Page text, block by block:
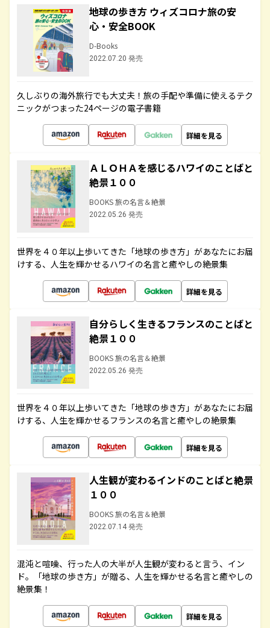
地球の歩き方 ウィズコロナ旅の安
心・安全BOOK
D-Books
2022.07.20 発売
久しぶりの海外旅行でも大丈夫！旅の手配や準備に使えるテク
ニックがつまった24ページの電子書籍
詳細を見る
ＡＬＯＨＡを感じるハワイのことばと
絶景１００
BOOKS 旅の名言＆絶景
2022.05.26 発売
世界を４０年以上歩いてきた「地球の歩き方」があなたにお届
けする、人生を輝かせるハワイの名言と癒やしの絶景集
詳細を見る
自分らしく生きるフランスのことばと
絶景１００
BOOKS 旅の名言＆絶景
2022.05.26 発売
世界を４０年以上歩いてきた「地球の歩き方」があなたにお届
けする、人生を輝かせるフランスの名言と癒やしの絶景集
詳細を見る
人生観が変わるインドのことばと絶景
１００
BOOKS 旅の名言＆絶景
2022.07.14 発売
混沌と喧噪、行った人の大半が人生観が変わると言う、イン
ド。「地球の歩き方」が贈る、人生を輝かせる名言と癒やしの
絶景集！
詳細を見る